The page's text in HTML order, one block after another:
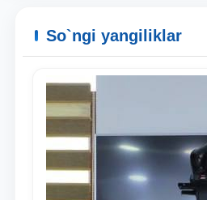
So`ngi yangiliklar